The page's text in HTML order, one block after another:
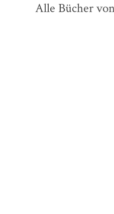
Alle Bücher